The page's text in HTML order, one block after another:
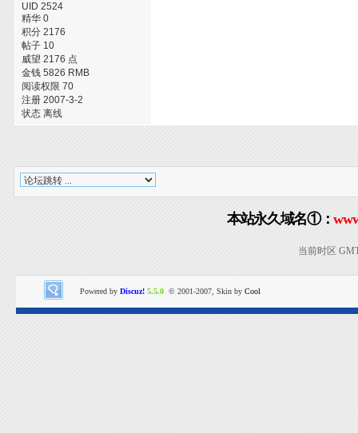
UID 2524
精华 0
积分 2176
帖子 10
威望 2176 点
金钱 5826 RMB
阅读权限 70
注册 2007-3-2
状态 离线
本站永久域名①：
当前时区
Powered by Discuz! 5.5.0 © 2001-2007, Skin by Cool